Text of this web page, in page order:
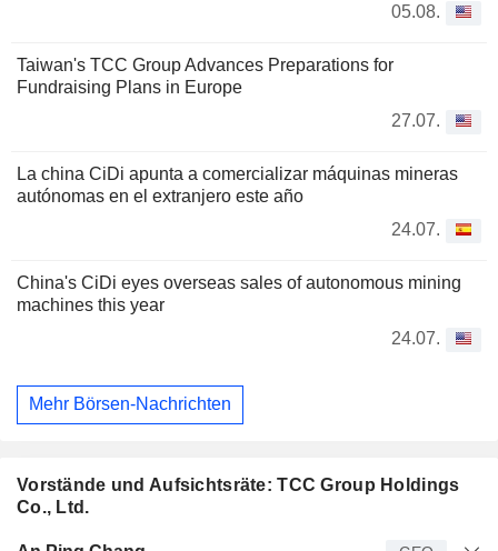
05.08.
Taiwan's TCC Group Advances Preparations for
Fundraising Plans in Europe
27.07.
La china CiDi apunta a comercializar máquinas mineras
autónomas en el extranjero este año
24.07.
China's CiDi eyes overseas sales of autonomous mining
machines this year
24.07.
Mehr Börsen-Nachrichten
Vorstände und Aufsichtsräte: TCC Group Holdings
Co., Ltd.